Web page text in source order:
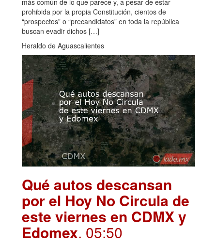
prohibida por la propia Constitución, cientos de
“prospectos” o “precandidatos” en toda la república
buscan evadir dichos […]
Heraldo de Aguascalientes
Qué autos descansan
por el Hoy No Circula de
este viernes en CDMX y
Edomex. 05:50